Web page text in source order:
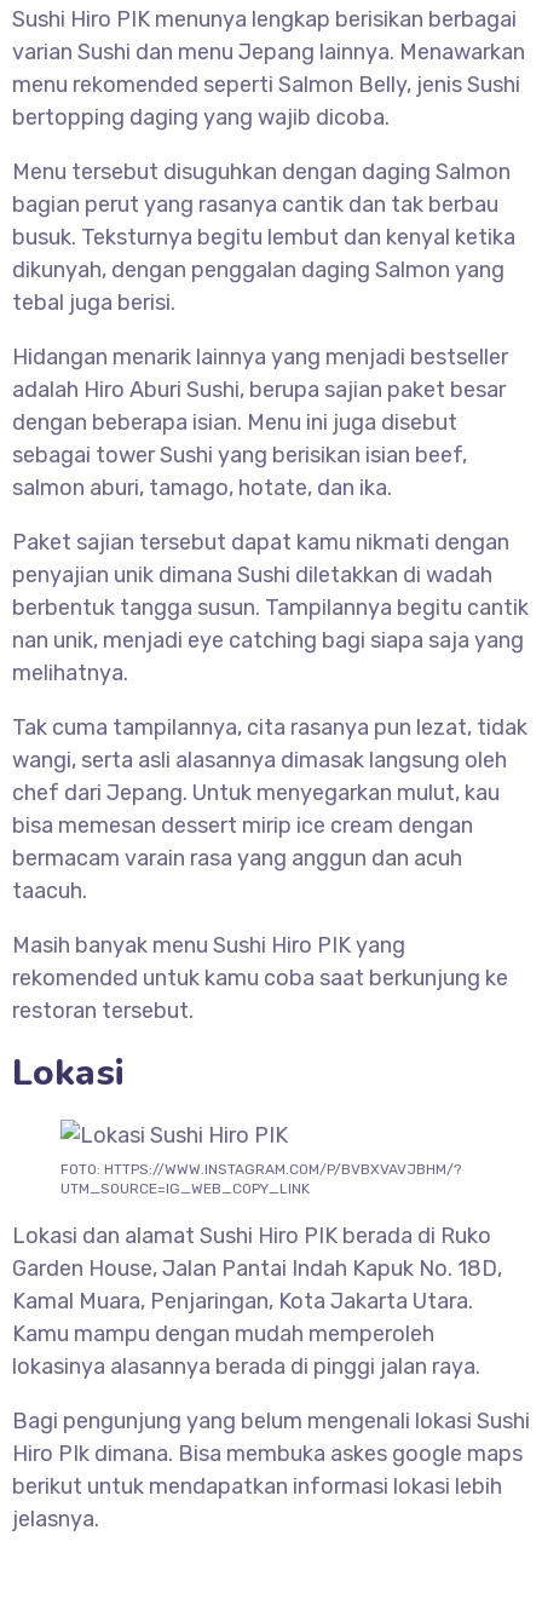
Sushi Hiro PIK menunya lengkap berisikan berbagai
varian Sushi dan menu Jepang lainnya. Menawarkan
menu rekomended seperti Salmon Belly, jenis Sushi
bertopping daging yang wajib dicoba.
Menu tersebut disuguhkan dengan daging Salmon
bagian perut yang rasanya cantik dan tak berbau
busuk. Teksturnya begitu lembut dan kenyal ketika
dikunyah, dengan penggalan daging Salmon yang
tebal juga berisi.
Hidangan menarik lainnya yang menjadi bestseller
adalah Hiro Aburi Sushi, berupa sajian paket besar
dengan beberapa isian. Menu ini juga disebut
sebagai tower Sushi yang berisikan isian beef,
salmon aburi, tamago, hotate, dan ika.
Paket sajian tersebut dapat kamu nikmati dengan
penyajian unik dimana Sushi diletakkan di wadah
berbentuk tangga susun. Tampilannya begitu cantik
nan unik, menjadi eye catching bagi siapa saja yang
melihatnya.
Tak cuma tampilannya, cita rasanya pun lezat, tidak
wangi, serta asli alasannya dimasak langsung oleh
chef dari Jepang. Untuk menyegarkan mulut, kau
bisa memesan dessert mirip ice cream dengan
bermacam varain rasa yang anggun dan acuh
taacuh.
Masih banyak menu Sushi Hiro PIK yang
rekomended untuk kamu coba saat berkunjung ke
restoran tersebut.
Lokasi
FOTO: HTTPS://WWW.INSTAGRAM.COM/P/BVBXVAVJBHM/?
UTM_SOURCE=IG_WEB_COPY_LINK
Lokasi dan alamat Sushi Hiro PIK berada di Ruko
Garden House, Jalan Pantai Indah Kapuk No. 18D,
Kamal Muara, Penjaringan, Kota Jakarta Utara.
Kamu mampu dengan mudah memperoleh
lokasinya alasannya berada di pinggi jalan raya.
Bagi pengunjung yang belum mengenali lokasi Sushi
Hiro PIk dimana. Bisa membuka askes google maps
berikut untuk mendapatkan informasi lokasi lebih
jelasnya.